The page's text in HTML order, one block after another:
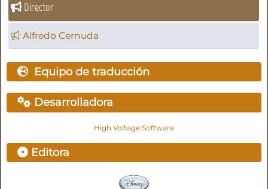
Director
Alfredo Cernuda
Equipo de traducción
Desarrolladora
High Voltage Software
Editora